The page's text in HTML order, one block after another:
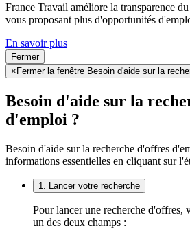
France Travail améliore la transparence
vous proposant plus d'opportunités
En savoir plus
Fermer
× Fermer la fenêtre Besoin d'aide sur la
Besoin d'aide sur la
d'emploi ?
Besoin d'aide sur la recherche d'offres
informations essentielles en cliquant sur
1. Lancer votre recherche
Pour lancer une recherche d'offres,
un des deux champs :